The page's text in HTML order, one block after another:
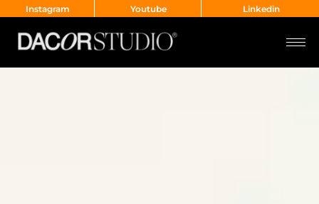
Instagram Youtube Linkedin